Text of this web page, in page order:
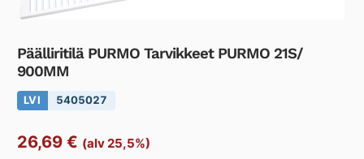
Päälliritilä PURMO Tarvikkeet PURMO 21S/
900MM
LVI 5405027
26,69 € (alv 25,5%)